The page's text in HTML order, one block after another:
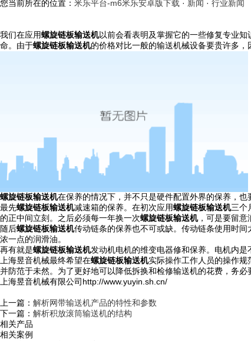
您当前所在的位置： 米乐平台-m6米乐安卓版下载 · 新闻 · 行业新闻
我们在应用螺旋链板输送机以前会看表明及掌握它的一些修复专业
命。由于螺旋链板输送机的价格对比一般的输送机械设备要贵许多，
螺旋链板输送机在保养的情况下，并不只是硬件配置外界的保养，
最先螺旋链板输送机减速箱的保养。在初次应用螺旋链板输送机三个
的正中间立刻。之后必须每一年换一次螺旋链板输送机，可是要留意
随后螺旋链板输送机传动链条的保养也不可或缺。传动链条使用时
浓一点的润滑油。
再有就是螺旋链板输送机发动机电机的维变电器修和保养。电机内
上海昱音机械最终希望在螺旋链板输送机实际操作工作人员的操作规
并防范于未然。为了更好地可以降低拆换和检修输送机的花费，务
上海昱音机械有限公司http://www.yuyin.sh.cn/
上一篇： 解析网带输送机产品的特性和参数
下一篇： 解析积放滚筒输送机的结构
相关产品
相关案例